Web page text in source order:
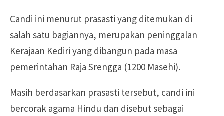
Candi ini menurut prasasti yang ditemukan di
salah satu bagiannya, merupakan peninggalan
Kerajaan Kediri yang dibangun pada masa
pemerintahan Raja Srengga (1200 Masehi).
Masih berdasarkan prasasti tersebut, candi ini
bercorak agama Hindu dan disebut sebagai